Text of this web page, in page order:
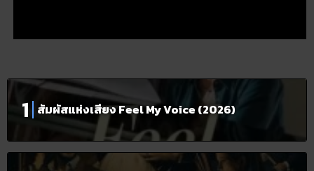
สัมผัสแห่งเสียง Feel My Voice (2026)